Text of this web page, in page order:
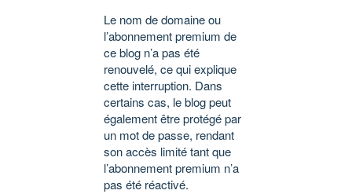
Le nom de domaine ou
l’abonnement premium de
ce blog n’a pas été
renouvelé, ce qui explique
cette interruption. Dans
certains cas, le blog peut
également être protégé par
un mot de passe, rendant
son accès limité tant que
l’abonnement premium n’a
pas été réactivé.